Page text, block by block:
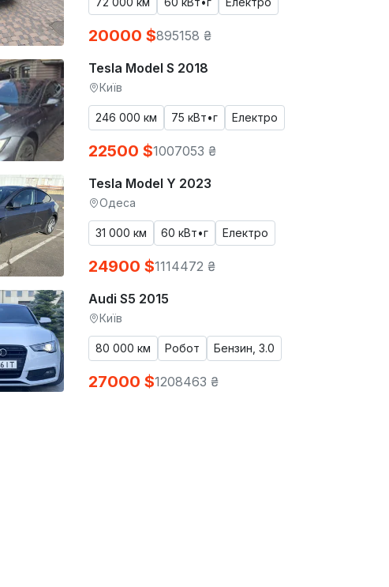
20000 $895158 ₴
Tesla Model S 2018
Київ
246 000 км 75 кВт•г Електро
22500 $1007053 ₴
Tesla Model Y 2023
Одеса
31 000 км 60 кВт•г Електро
24900 $1114472 ₴
Audi S5 2015
Київ
80 000 км Робот Бензин, 3.0
27000 $1208463 ₴